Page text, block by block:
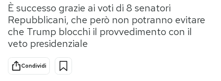
Sport
Mondiali calcio 2026
È successo grazie ai voti di 8 senatori
Repubblicani, che però non potranno evitare
che Trump blocchi il provvedimento con il
veto presidenziale
Condividi